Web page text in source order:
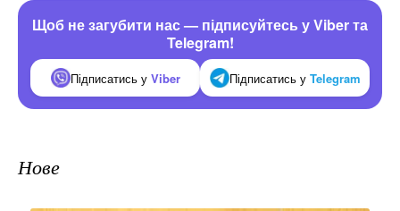
Щоб не загубити нас — підписуйтесь у Viber та
Telegram!
Підписатись у Viber Підписатись у Telegram
Нове